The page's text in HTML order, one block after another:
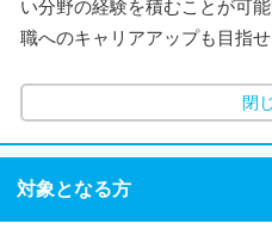
い分野の経験を積むことが可
職へのキャリアアップも目指せ
閉
対象となる方